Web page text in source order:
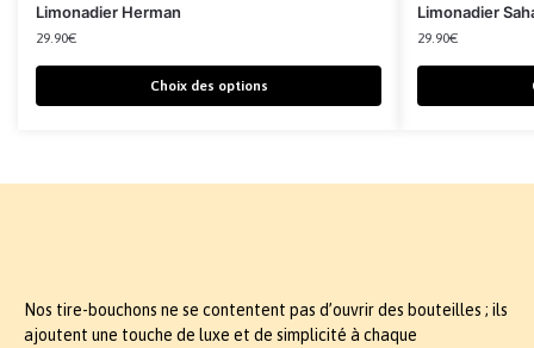
Limonadier Herman
29.90€
Choix des options
Limonadier
29.90€
Nos tire-bouchons ne se contentent pas d’ouvrir des bouteilles ; ils
ajoutent une touche de luxe et de simplicité à chaque